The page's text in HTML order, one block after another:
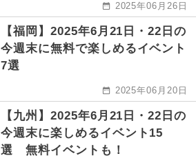
2025年06月26日
【福岡】2025年6月21日・22日の
今週末に無料で楽しめるイベント
7選
2025年06月20日
【九州】2025年6月21日・22日の
今週末に楽しめるイベント15
選 無料イベントも！